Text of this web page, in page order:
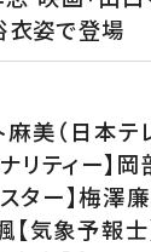
衣姿で登場
麻美（日本テ
リティー】
ター】梅澤
【気象予報士